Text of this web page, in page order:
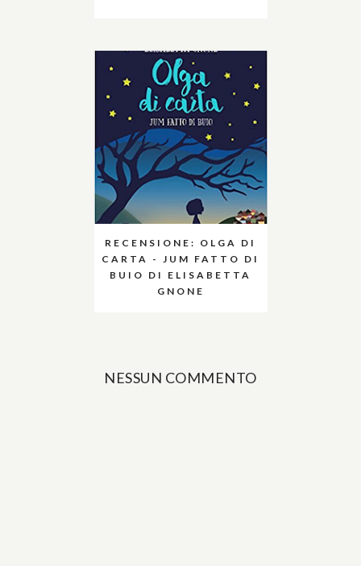
RECENSIONE: OLGA DI
CARTA - JUM FATTO DI
BUIO DI ELISABETTA
GNONE
NESSUN COMMENTO